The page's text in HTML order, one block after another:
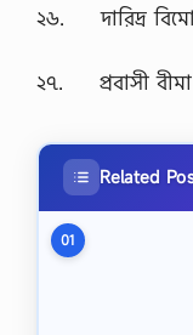
২৬. দারিদ্র
২৭. প্রবাসী
Related
01